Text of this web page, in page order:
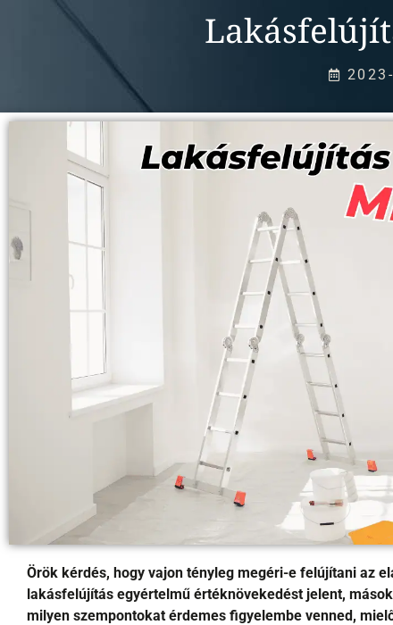
Örök kérdés, hogy vajon tényleg megéri-e felújítani az
lakásfelújítás egyértelmű értéknövekedést jelent,
milyen szempontokat érdemes figyelembe venned,